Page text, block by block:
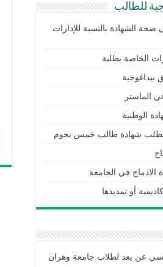
للطالب
صحة الشهادة بالنسبة للإدارات
الخاصة بطلبة
الماستر
الوطنية
بطلب شهادة طالب خمس نجوم
في الجامعة
أو تمديدها
عن بعد لطلاب جامعة وهران